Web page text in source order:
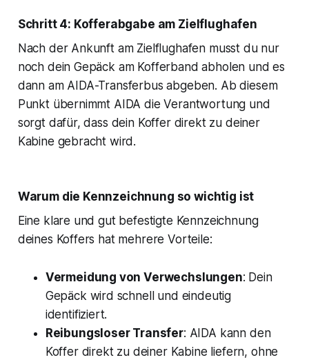
Schritt 4: Kofferabgabe am Zielflughafen
Nach der Ankunft am Zielflughafen musst du nur
noch dein Gepäck am Kofferband abholen und es
dann am AIDA-Transferbus abgeben. Ab diesem
Punkt übernimmt AIDA die Verantwortung und
sorgt dafür, dass dein Koffer direkt zu deiner
Kabine gebracht wird.
Warum die Kennzeichnung so wichtig ist
Eine klare und gut befestigte Kennzeichnung
deines Koffers hat mehrere Vorteile:
Vermeidung von Verwechslungen: Dein
Gepäck wird schnell und eindeutig
identifiziert.
Reibungsloser Transfer: AIDA kann den
Koffer direkt zu deiner Kabine liefern, ohne